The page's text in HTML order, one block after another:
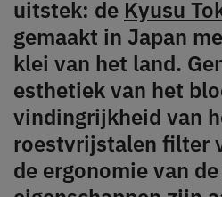
uitstek: de Kyusu
gemaakt in Japan
klei van het land.
esthetiek van het
vindingrijkheid van
roestvrijstalen filter
de ergonomie van